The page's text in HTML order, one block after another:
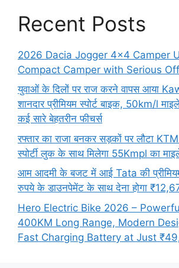
Recent Posts
2026 Dacia Jogger 4×4 Camper
Compact Camper with Serious
युवाओं के दिलों पर राज करने वापस आया
शानदार प्रीमियम स्पोर्ट बाइक, 50km/l
कई सारे बेहतरीन फीचर्स
रफ्तार का राजा बनकर सड़कों पर लौटा
स्पोर्टी लुक के साथ मिलेगा 55Kmpl का
आम आदमी के बजट में आई Tata की
रुपये के डाउनपेमेंट के साथ देना होगा
Hero Electric Bike 2026 –
400KM Long Range, Modern
Fast Charging Battery at Just